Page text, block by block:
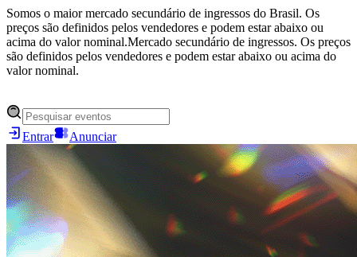
Somos o maior mercado secundário de ingressos do Brasil. Os
preços são definidos pelos vendedores e podem estar abaixo ou
acima do valor nominal.Mercado secundário de ingressos. Os preços
são definidos pelos vendedores e podem estar abaixo ou acima do
valor nominal.
Entrar Anunciar